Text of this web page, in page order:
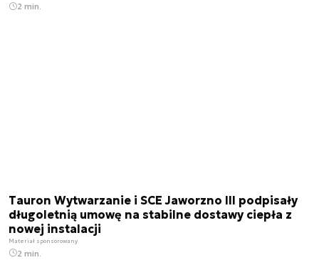
2 min.
Tauron Wytwarzanie i SCE Jaworzno III podpisały
długoletnią umowę na stabilne dostawy ciepła z
nowej instalacji
Materiał sponsorowany
2 min.